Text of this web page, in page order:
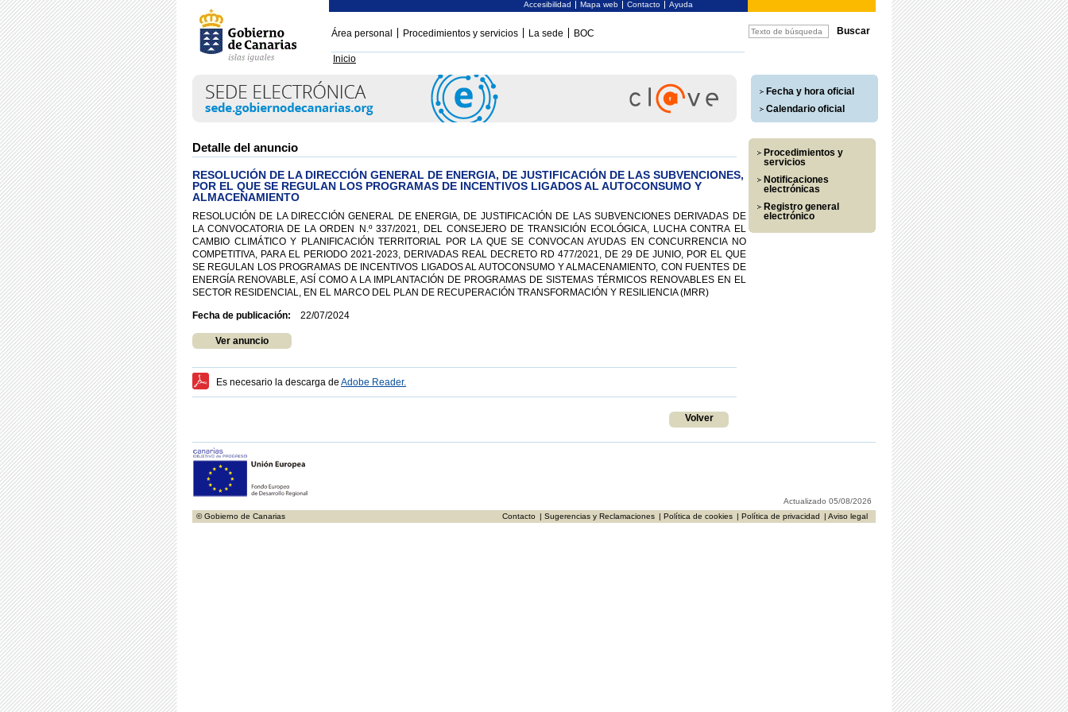
Accesibilidad Mapa web Contacto Ayuda
Área personal Procedimientos y servicios La sede BOC
Inicio
Fecha y hora oficial
Calendario oficial
Detalle del anuncio
RESOLUCIÓN DE LA DIRECCIÓN GENERAL DE ENERGIA, DE JUSTIFICACIÓN DE LAS SUBVENCIONES,
POR EL QUE SE REGULAN LOS PROGRAMAS DE INCENTIVOS LIGADOS AL AUTOCONSUMO Y
ALMACENAMIENTO
RESOLUCIÓN DE LA DIRECCIÓN GENERAL DE ENERGIA, DE JUSTIFICACIÓN DE LAS SUBVENCIONES DERIVADAS DE
LA CONVOCATORIA DE LA ORDEN N.º 337/2021, DEL CONSEJERO DE TRANSICIÓN ECOLÓGICA, LUCHA CONTRA EL
CAMBIO CLIMÁTICO Y PLANIFICACIÓN TERRITORIAL POR LA QUE SE CONVOCAN AYUDAS EN CONCURRENCIA NO
COMPETITIVA, PARA EL PERIODO 2021-2023, DERIVADAS REAL DECRETO RD 477/2021, DE 29 DE JUNIO, POR EL QUE
SE REGULAN LOS PROGRAMAS DE INCENTIVOS LIGADOS AL AUTOCONSUMO Y ALMACENAMIENTO, CON FUENTES DE
ENERGÍA RENOVABLE, ASÍ COMO A LA IMPLANTACIÓN DE PROGRAMAS DE SISTEMAS TÉRMICOS RENOVABLES EN EL
SECTOR RESIDENCIAL, EN EL MARCO DEL PLAN DE RECUPERACIÓN TRANSFORMACIÓN Y RESILIENCIA (MRR)
Fecha de publicación: 22/07/2024
Ver anuncio
Es necesario la descarga de Adobe Reader.
Volver
Procedimientos y
servicios
Notificaciones
electrónicas
Registro general
electrónico
Actualizado 05/08/2026
© Gobierno de Canarias
| Aviso legal
| Política de privacidad
| Política de cookies
| Sugerencias y Reclamaciones
Contacto